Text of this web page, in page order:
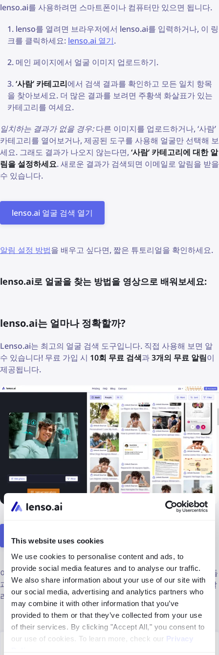
This website uses cookies
We use cookies to personalise content and ads, to
provide social media features and to analyse our traffic.
We also share information about your use of our site with
our social media, advertising and analytics partners who
may combine it with other information that you’ve
provided to them or that they’ve collected from your use
of their services. By clicking "Accept All," you consent to
our use of cookies. To learn more, check our Privacy
lenso.ai를 사용하려면 스마트폰이나 컴퓨터만 있으면 됩니다.
lenso를 열려면 브라우저에서 lenso.ai를 입력하거나, 이 링
크를 클릭하세요: lenso.ai 열기.
메인 페이지에서 얼굴 이미지 업로드하기.
‘사람’ 카테고리에서 검색 결과를 확인하고 모든 일치 항목
을 찾아보세요. 더 많은 결과를 보려면 주황색 화살표가 있는
카테고리를 여세요.
일치하는 결과가 없을 경우:다른 이미지를 업로드하거나, ‘사람’
카테고리를 열어보거나, 제공된 도구를 사용해 얼굴만 선택해 보
세요. 그래도 결과가 나오지 않는다면, ‘사람’ 카테고리에 대한 알
림을 설정하세요. 새로운 결과가 검색되면 이메일로 알림을 받을
수 있습니다.
lenso.ai 얼굴 검색 열기
알림 설정 방법을 배우고 싶다면, 짧은 튜토리얼을 확인하세요.
lenso.ai로 얼굴을 찾는 방법을 영상으로 배워보세요:
lenso.ai는 얼마나 정확할까?
Lenso.ai는 최고의 얼굴 검색 도구입니다. 직접 사용해 보면 알
수 있습니다! 무료 가입 시 10회 무료 검색과3개의 무료 알림이
제공됩니다.
lenso.ai 얼굴 검색 열기
이미 lenso.ai를 사용해 얼굴을 찾았다면, 이 검색 엔진을 친구들
과 공유해 보세요! 또한, 사용 후기를고객 지원팀에 문의 하여 알
려주실 수도 있습니다.